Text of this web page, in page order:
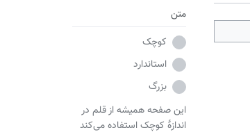
متن
کوچک
استاندارد
بزرگ
این صفحه همیشه از قلم در
اندازهٔ کوچک استفاده می‌کند